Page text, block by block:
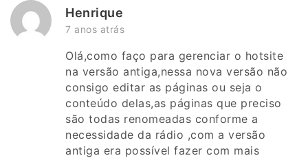
Henrique
7 anos atrás
Olá,como faço para gerenciar o hotsite
na versão antiga,nessa nova versão não
consigo editar as páginas ou seja o
conteúdo delas,as páginas que preciso
são todas renomeadas conforme a
necessidade da rádio ,com a versão
antiga era possível fazer com mais